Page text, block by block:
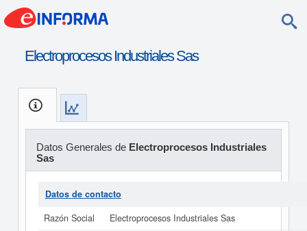
Electroprocesos Industriales Sas
Datos Generales de Electroprocesos Industriales
Sas
Datos de contacto
Razón Social
Electroprocesos Industriales Sas